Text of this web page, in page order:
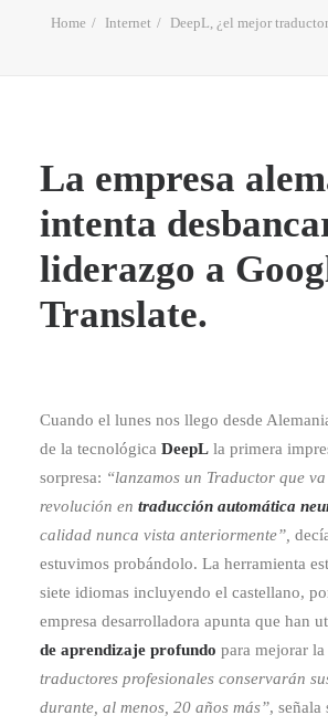
Home Internet DeepL, ¿el mejor
La empresa
intenta
liderazgo a
Translate.
Cuando el lunes nos llego desde
de la tecnológica DeepL la primera
sorpresa: “lanzamos un Traductor que
revolución en traducción automática
calidad nunca vista anteriormente”,
estuvimos probándolo. La herramienta
siete idiomas incluyendo el castellano,
empresa desarrolladora apunta que han
de aprendizaje profundo para mejorar
traductores profesionales conservarán
durante, al menos, 20 años más”, señala